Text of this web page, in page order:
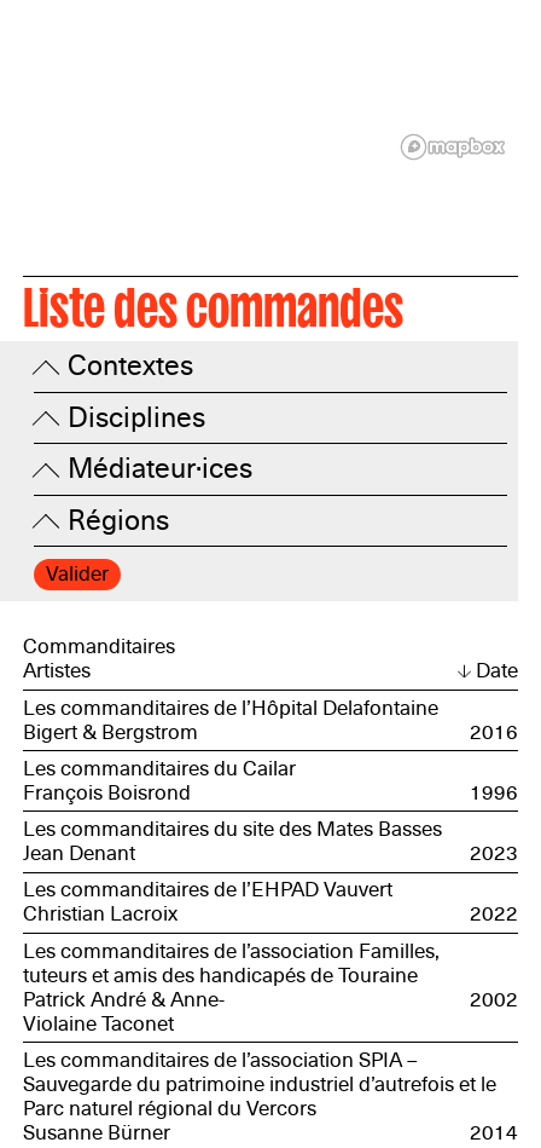
Liste des commandes
Contextes
Disciplines
Médiateur·ices
Régions
Valider
Commanditaires
Artistes
Date
Les commanditaires de l’Hôpital Delafontaine
Bigert & Bergstrom
2016
Les commanditaires du Cailar
François Boisrond
1996
Les commanditaires du site des Mates Basses
Jean Denant
2023
Les commanditaires de l’EHPAD Vauvert
Christian Lacroix
2022
Les commanditaires de l’association Familles,
tuteurs et amis des handicapés de Touraine
Patrick André & Anne-
Violaine Taconet
2002
Les commanditaires de l’association SPIA –
Sauvegarde du patrimoine industriel d’autrefois et le
Parc naturel régional du Vercors
Susanne Bürner
2014